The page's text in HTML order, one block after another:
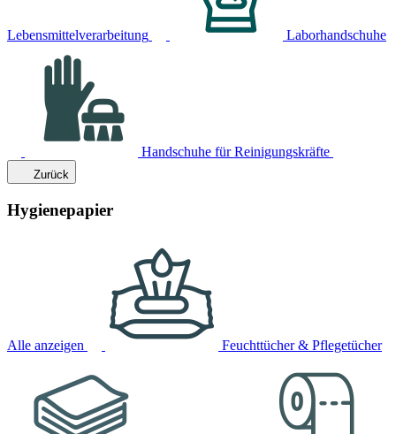
Lebensmittelverarbeitung Laborhandschuhe
Handschuhe für Reinigungskräfte
Zurück
Hygienepapier
Alle anzeigen Feuchttücher & Pflegetücher